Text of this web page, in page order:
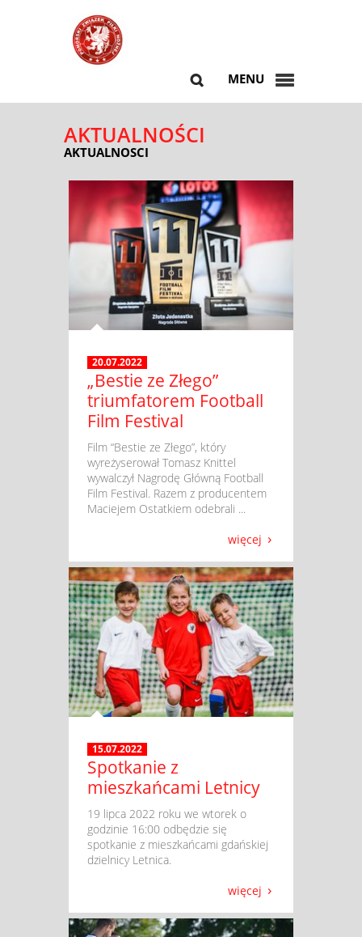
MENU
AKTUALNOŚCI
AKTUALNOSCI
20.07.2022
„Bestie ze Złego”
triumfatorem Football
Film Festival
​ Film “Bestie ze Złego”, który
wyreżyserował Tomasz Knittel
wywalczył Nagrodę Główną Football
Film Festival. Razem z producentem
Maciejem Ostatkiem odebrali ...
więcej
15.07.2022
Spotkanie z
mieszkańcami Letnicy
​ ​19 lipca 2022 roku we wtorek o
godzinie 16:00 odbędzie się
spotkanie z mieszkańcami gdańskiej
dzielnicy Letnica.
więcej